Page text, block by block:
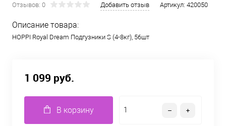
Отзывов: 0 Добавить отзыв Артикул: 420050
Описание товара:
HOPPI Royal Dream Подгузники S (4-8кг), 56шт
1 099 руб.
В корзину